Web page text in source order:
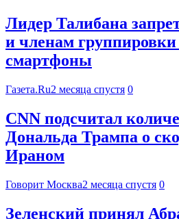
Лидер Талибана
и членам группировки
смартфоны
Газета.Ru2 месяца спустя 0
CNN подсчитал
Дональда Трампа о
Ираном
Говорит Москва2 месяца спустя 0
Зеленский принял